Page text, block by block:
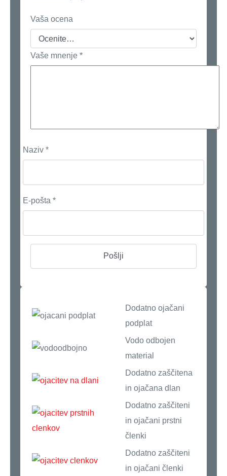
Vaša ocena
Vaše mnenje *
Naziv *
E-pošta *
Dodatno ojačani
podplat
Vodo odbojen
material
Dodatno zaščitena
in ojačana dlan
Dodatno zaščiteni
in ojačani prstni
členki
Dodatno zaščiteni
in ojačani členki